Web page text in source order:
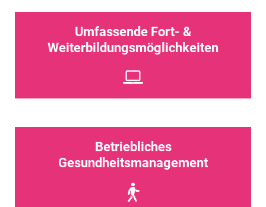
Umfassende Fort- &
Weiterbildungsmöglichkeiten
Betriebliches
Gesundheitsmanagement